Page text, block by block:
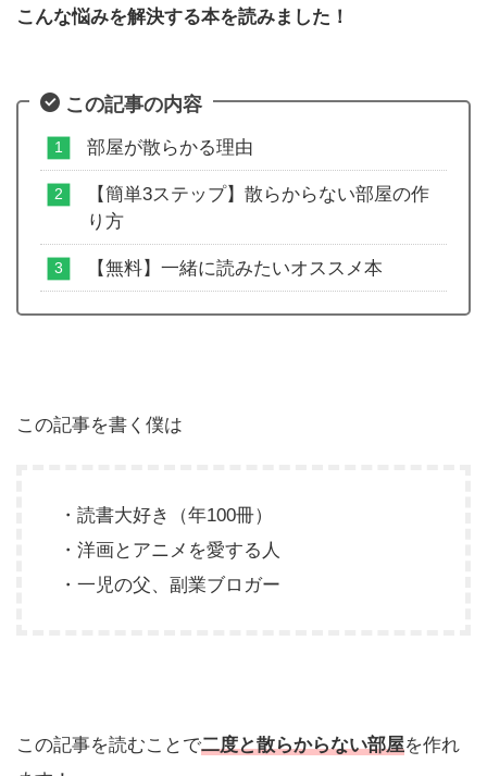
こんな悩みを解決する本を読みました！
この記事の内容
部屋が散らかる理由
【簡単3ステップ】散らからない部屋の作
り方
【無料】一緒に読みたいオススメ本
この記事を書く僕は
・読書大好き（年100冊）
・洋画とアニメを愛する人
・一児の父、副業ブロガー
この記事を読むことで二度と散らからない部屋を作れ